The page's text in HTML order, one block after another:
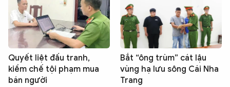
Quyết liệt đấu tranh,
kiềm chế tội phạm mua
bán người
Bắt “ông trùm” cát lậu
vùng hạ lưu sông Cái Nha
Trang